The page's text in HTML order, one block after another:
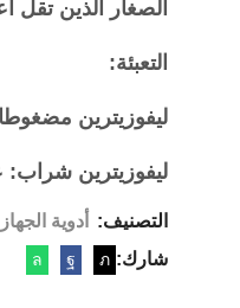
الصغار الذين تقل
التعبئة:
ليفوزيترين مضغوطات ملبسة
ليفوزيترين شراب: علبة
التصنيف: أدوية
شارك: